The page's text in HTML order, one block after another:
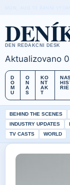
DEN REDAKCNI DESK
Aktualizovano
D
O
M
U
O
N
A
S
KO
NT
AK
T
RIE
BEHIND THE SCENES
INDUSTRY UPDATES
TV CASTS
WORLD